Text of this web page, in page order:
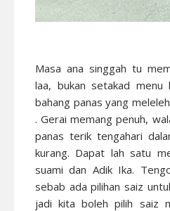
Masa ana singgah tu
laa, bukan setakad menu
bahang panas yang
. Gerai memang penuh,
panas terik tengahari
kurang. Dapat lah satu
suami dan Adik Ika.
sebab ada pilihan saiz
jadi kita boleh pilih saiz